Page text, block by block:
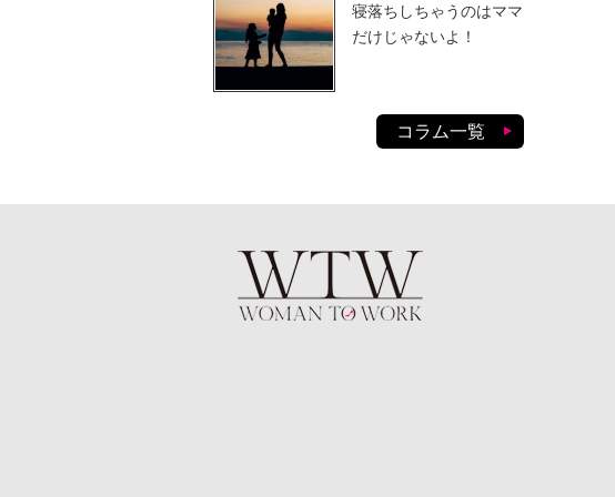
寝落ちしちゃうのはママ
だけじゃないよ！
コラム一覧